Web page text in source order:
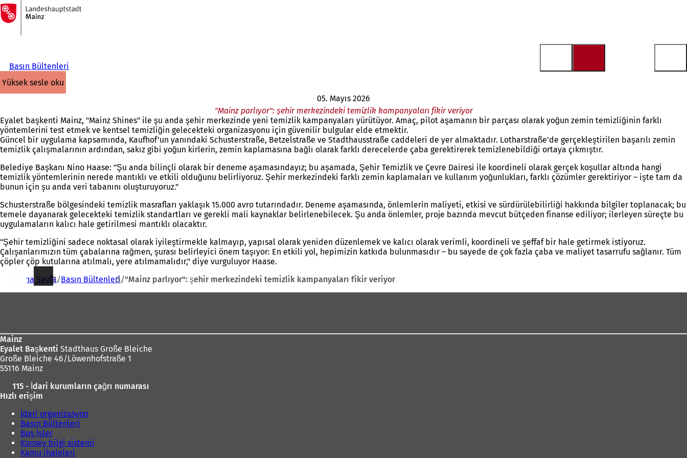
İçeriğe atla
Ana
sayfaya
Basın Bültenleri
yüksek sesle oku
05. Mayıs 2026
"Mainz parlıyor": şehir merkezindeki temizlik kampanyaları fikir veriyor
Eyalet başkenti Mainz, "Mainz Shines" ile şu anda şehir merkezinde yeni temizlik kampanyaları yürütüyor. Amaç, pilot aşamanın bir parçası olarak yoğun zemin temizliğinin farklı
yöntemlerini test etmek ve kentsel temizliğin gelecekteki organizasyonu için güvenilir bulgular elde etmektir.
Güncel bir uygulama kapsamında, Kaufhof’un yanındaki Schusterstraße, Betzelstraße ve Stadthausstraße caddeleri de yer almaktadır. Lotharstraße’de gerçekleştirilen başarılı zemin
temizlik çalışmalarının ardından, sakız gibi yoğun kirlerin, zemin kaplamasına bağlı olarak farklı derecelerde çaba gerektirerek temizlenebildiği ortaya çıkmıştır.
Belediye Başkanı Nino Haase: "Şu anda bilinçli olarak bir deneme aşamasındayız; bu aşamada, Şehir Temizlik ve Çevre Dairesi ile koordineli olarak gerçek koşullar altında hangi
temizlik yöntemlerinin nerede mantıklı ve etkili olduğunu belirliyoruz. Şehir merkezindeki farklı zemin kaplamaları ve kullanım yoğunlukları, farklı çözümler gerektiriyor – işte tam da
bunun için şu anda veri tabanını oluşturuyoruz."
Schusterstraße bölgesindeki temizlik masrafları yaklaşık 15.000 avro tutarındadır. Deneme aşamasında, önlemlerin maliyeti, etkisi ve sürdürülebilirliği hakkında bilgiler toplanacak; bu
temele dayanarak gelecekteki temizlik standartları ve gerekli mali kaynaklar belirlenebilecek. Şu anda önlemler, proje bazında mevcut bütçeden finanse ediliyor; ilerleyen süreçte bu
uygulamaların kalıcı hale getirilmesi mantıklı olacaktır.
"Şehir temizliğini sadece noktasal olarak iyileştirmekle kalmayıp, yapısal olarak yeniden düzenlemek ve kalıcı olarak verimli, koordineli ve şeffaf bir hale getirmek istiyoruz.
Çalışanlarımızın tüm çabalarına rağmen, şurası belirleyici önem taşıyor: En etkili yol, hepimizin katkıda bulunmasıdır – bu sayede de çok fazla çaba ve maliyet tasarrufu sağlanır. Tüm
çöpler çöp kutularına atılmalı, yere atılmamalıdır," diye vurguluyor Haase.
Buradasınız:
Ana Sayfa Basın Bültenleri "Mainz parlıyor": şehir merkezindeki temizlik kampanyaları fikir veriyor
Mainz
Eyalet Başkenti Stadthaus Große Bleiche
Große Bleiche 46/Löwenhofstraße 1
55116 Mainz
115 - İdari kurumların çağrı numarası
Hızlı erişim
İdari organizasyon
Basın Bültenleri
Boş İşler
Konsey bilgi sistemi
Kamu ihaleleri